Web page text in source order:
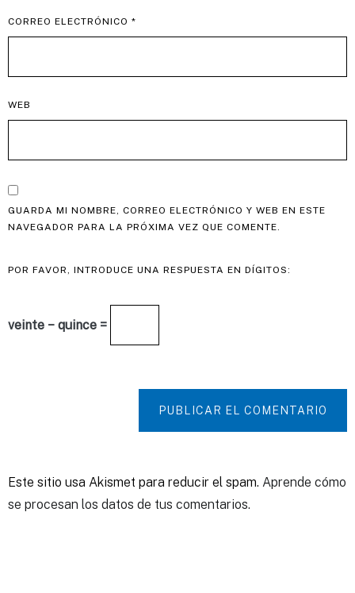
CORREO ELECTRÓNICO *
WEB
GUARDA MI NOMBRE, CORREO ELECTRÓNICO Y WEB EN ESTE
NAVEGADOR PARA LA PRÓXIMA VEZ QUE COMENTE.
POR FAVOR, INTRODUCE UNA RESPUESTA EN DÍGITOS:
veinte − quince =
PUBLICAR EL COMENTARIO
Este sitio usa Akismet para reducir el spam. Aprende cómo
se procesan los datos de tus comentarios.